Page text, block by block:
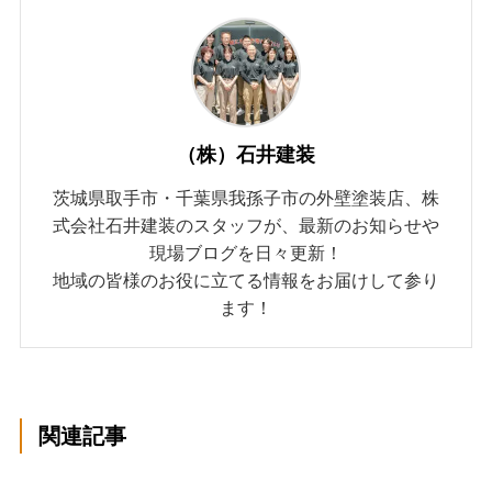
（株）石井建装
茨城県取手市・千葉県我孫子市の外壁塗装店、株
式会社石井建装のスタッフが、最新のお知らせや
現場ブログを日々更新！
地域の皆様のお役に立てる情報をお届けして参り
ます！
関連記事